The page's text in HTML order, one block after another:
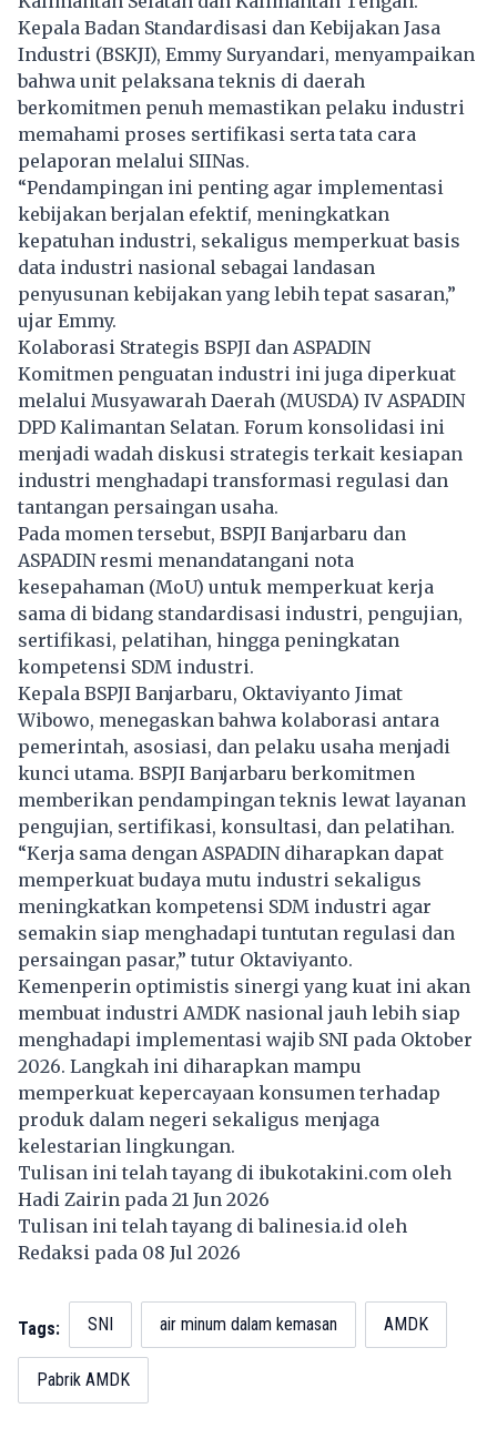
Kepala Badan Standardisasi dan Kebijakan Jasa
Industri (BSKJI), Emmy Suryandari, menyampaikan
bahwa unit pelaksana teknis di daerah
berkomitmen penuh memastikan pelaku industri
memahami proses sertifikasi serta tata cara
pelaporan melalui SIINas.
“Pendampingan ini penting agar implementasi
kebijakan berjalan efektif, meningkatkan
kepatuhan industri, sekaligus memperkuat basis
data industri nasional sebagai landasan
penyusunan kebijakan yang lebih tepat sasaran,”
ujar Emmy.
Kolaborasi Strategis BSPJI dan ASPADIN
Komitmen penguatan industri ini juga diperkuat
melalui Musyawarah Daerah (MUSDA) IV ASPADIN
DPD Kalimantan Selatan. Forum konsolidasi ini
menjadi wadah diskusi strategis terkait kesiapan
industri menghadapi transformasi regulasi dan
tantangan persaingan usaha.
Pada momen tersebut, BSPJI Banjarbaru dan
ASPADIN resmi menandatangani nota
kesepahaman (MoU) untuk memperkuat kerja
sama di bidang standardisasi industri, pengujian,
sertifikasi, pelatihan, hingga peningkatan
kompetensi SDM industri.
Kepala BSPJI Banjarbaru, Oktaviyanto Jimat
Wibowo, menegaskan bahwa kolaborasi antara
pemerintah, asosiasi, dan pelaku usaha menjadi
kunci utama. BSPJI Banjarbaru berkomitmen
memberikan pendampingan teknis lewat layanan
pengujian, sertifikasi, konsultasi, dan pelatihan.
“Kerja sama dengan ASPADIN diharapkan dapat
memperkuat budaya mutu industri sekaligus
meningkatkan kompetensi SDM industri agar
semakin siap menghadapi tuntutan regulasi dan
persaingan pasar,” tutur Oktaviyanto.
Kemenperin optimistis sinergi yang kuat ini akan
membuat industri AMDK nasional jauh lebih siap
menghadapi implementasi wajib SNI pada Oktober
2026. Langkah ini diharapkan mampu
memperkuat kepercayaan konsumen terhadap
produk dalam negeri sekaligus menjaga
kelestarian lingkungan.
Tulisan ini telah tayang di ibukotakini.com oleh
Hadi Zairin pada 21 Jun 2026
Tulisan ini telah tayang dibalinesia.id oleh
Redaksi pada 08 Jul 2026
Tags: SNI air minum dalam kemasan AMDK
Pabrik AMDK